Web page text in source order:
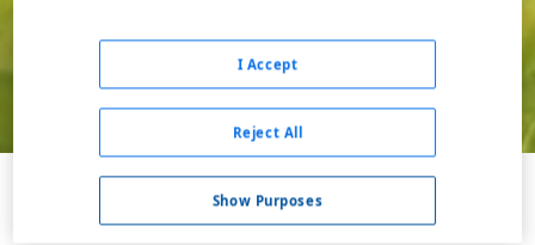
Buscar
VER TODOS LOS HOTELES BARATOS EN SHIZUOKA
Show Purposes
Reject All
I Accept